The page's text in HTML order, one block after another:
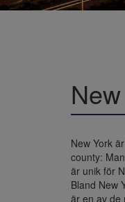
New York
county:
är unik för
Bland New
är en av de